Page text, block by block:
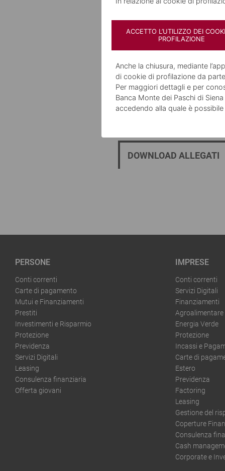
è immodificabile (una
tramite i più avanzati
informazioni, scrivere una
DOWNLOAD ALLEGATI
PERSONE
Conti correnti
Carte di pagamento
Mutui e Finanziamenti
Prestiti
Investimenti e Risparmio
Protezione
Previdenza
Servizi Digitali
Leasing
Consulenza finanziaria
Offerta giovani
IMPRESE
Conti correnti
Servizi Digitali
Finanziamenti
Agroalimentare
Energia Verde
Protezione
Incassi e
Carte di
Estero
Previdenza
Factoring
Leasing
Gestione del
Coperture
Consulenza
Cash
Corporate e
ACCETTO L’UTILIZZO DEI
PROFILAZIONE
Anche la chiusura, mediante
di cookie di profilazione da parte
Per maggiori dettagli e per
Banca Monte dei Paschi di
accedendo alla quale è